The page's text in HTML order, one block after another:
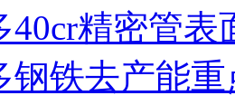
40cr精密管表
钢铁去产能重